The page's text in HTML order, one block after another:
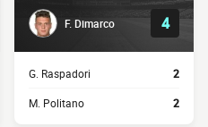
F. Dimarco 4
G. Raspadori 2
M. Politano 2